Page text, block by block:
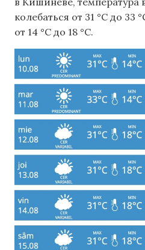
колебаться от 31 °C до 33
от 14 °C до 18 °C.